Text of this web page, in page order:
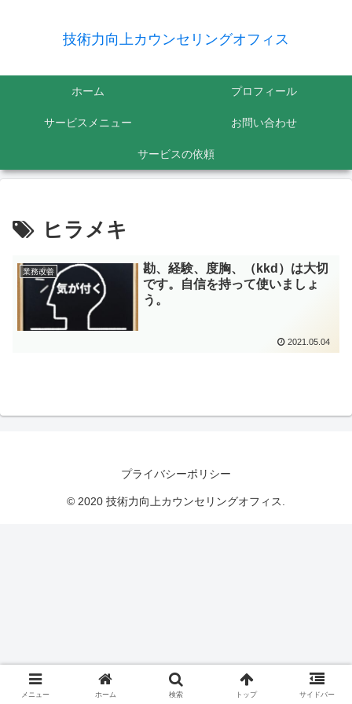
技術力向上カウンセリングオフィス
ホーム プロフィール
サービスメニュー お問い合わせ
サービスの依頼
ヒラメキ
業務改善
勘、経験、度胸、（kkd）は大切
です。自信を持って使いましょ
う。
2021.05.04
プライバシーポリシー
© 2020 技術力向上カウンセリングオフィス.
メニュー ホーム 検索 トップ サイドバー